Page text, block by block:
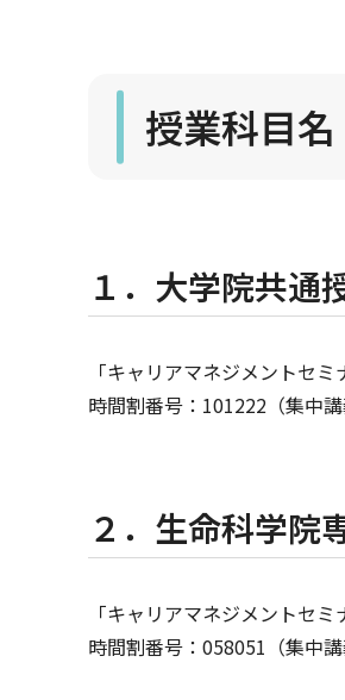
授業科目名
１．大学院共通
「キャリアマネジメントセミ
時間割番号：101222（集中講
２．生命科学院
「キャリアマネジメントセミ
時間割番号：058051（集中講